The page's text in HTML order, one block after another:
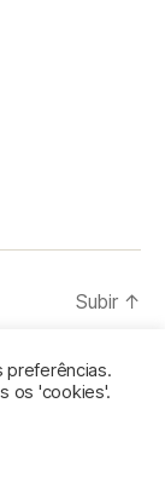
Subir ↑
preferências.
os 'cookies'.